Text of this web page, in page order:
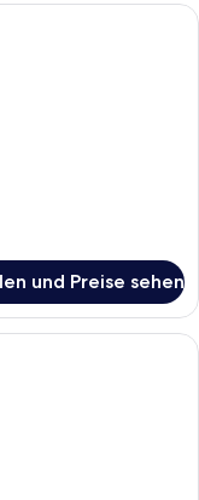
mit zwei Betten,
und Preise sehen
mit einem großen